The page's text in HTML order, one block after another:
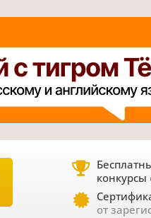
конкурсы
от